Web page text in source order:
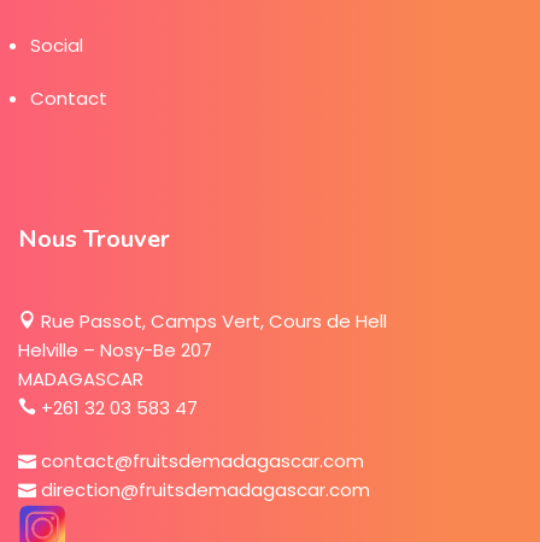
Social
Contact
Nous Trouver
Rue Passot, Camps Vert, Cours de Hell
Helville – Nosy-Be 207
MADAGASCAR
+261 32 03 583 47
contact@fruitsdemadagascar.com
direction@fruitsdemadagascar.com